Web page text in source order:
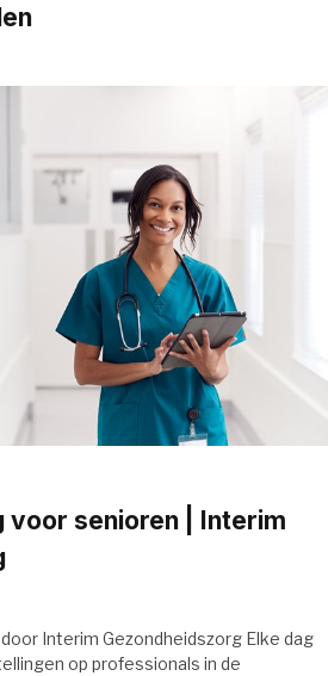
voor senioren | Interim
Interim Gezondheidszorg Elke dag
op professionals in de